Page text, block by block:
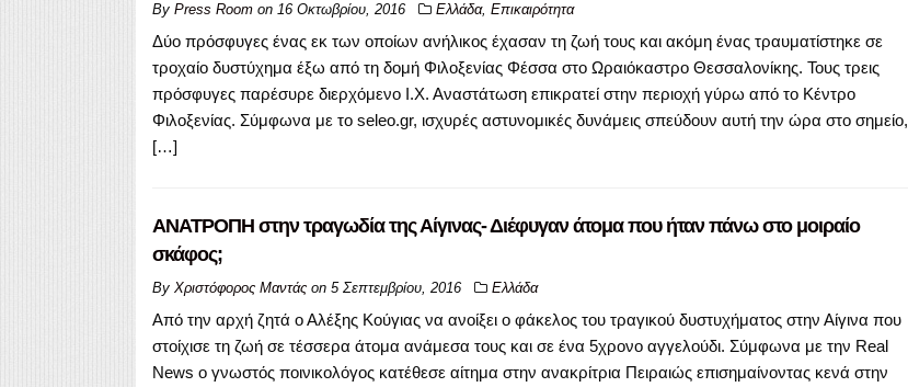
By Press Roomon 16 Οκτωβρίου, 2016 Ελλάδα, Επικαιρότητα
Δύο πρόσφυγες ένας εκ των οποίων ανήλικος έχασαν τη ζωή τους και ακόμη ένας τραυματίστηκε σε
τροχαίο δυστύχημα έξω από τη δομή Φιλοξενίας Φέσσα στο Ωραιόκαστρο Θεσσαλονίκης. Τους τρεις
πρόσφυγες παρέσυρε διερχόμενο Ι.Χ. Αναστάτωση επικρατεί στην περιοχή γύρω από το Κέντρο
Φιλοξενίας. Σύμφωνα με το seleo.gr, ισχυρές αστυνομικές δυνάμεις σπεύδουν αυτή την ώρα στο σημείο,
[…]
ΑΝΑΤΡΟΠΗ στην τραγωδία της Αίγινας- Διέφυγαν άτομα που ήταν πάνω στο μοιραίο
σκάφος;
By Χριστόφορος Μαντάςon 5 Σεπτεμβρίου, 2016 Ελλάδα
Από την αρχή ζητά ο Αλέξης Κούγιας να ανοίξει ο φάκελος του τραγικού δυστυχήματος στην Αίγινα που
στοίχισε τη ζωή σε τέσσερα άτομα ανάμεσα τους και σε ένα 5χρονο αγγελούδι. Σύμφωνα με την Real
News ο γνωστός ποινικολόγος κατέθεσε αίτημα στην ανακρίτρια Πειραιώς επισημαίνοντας κενά στην